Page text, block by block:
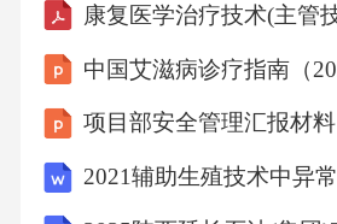
项目部安全管理汇报材料